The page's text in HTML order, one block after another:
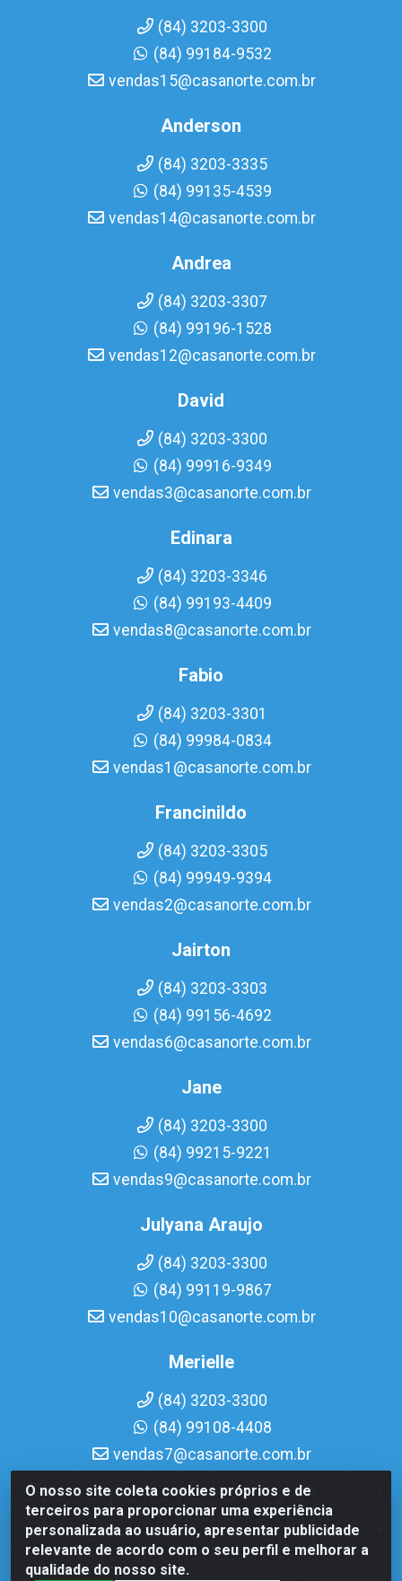
O nosso site coleta cookies próprios e de
terceiros para proporcionar uma experiência
personalizada ao usuário, apresentar publicidade
relevante de acordo com o seu perfil e melhorar a
qualidade do nosso site.
(84) 3203-3300
(84) 99184-9532
vendas15@casanorte.com.br
Anderson
(84) 3203-3335
(84) 99135-4539
vendas14@casanorte.com.br
Andrea
(84) 3203-3307
(84) 99196-1528
vendas12@casanorte.com.br
David
(84) 3203-3300
(84) 99916-9349
vendas3@casanorte.com.br
Edinara
(84) 3203-3346
(84) 99193-4409
vendas8@casanorte.com.br
Fabio
(84) 3203-3301
(84) 99984-0834
vendas1@casanorte.com.br
Francinildo
(84) 3203-3305
(84) 99949-9394
vendas2@casanorte.com.br
Jairton
(84) 3203-3303
(84) 99156-4692
vendas6@casanorte.com.br
Jane
(84) 3203-3300
(84) 99215-9221
vendas9@casanorte.com.br
Julyana Araujo
(84) 3203-3300
(84) 99119-9867
vendas10@casanorte.com.br
Merielle
(84) 3203-3300
(84) 99108-4408
vendas7@casanorte.com.br
Casa Norte LTDA - Av. Interventor Mário Câmara, 1815 -
Dix-Sept Rosado, Natal/RN - CEP 59054-600 - CNPJ
08.713.513/0001-51